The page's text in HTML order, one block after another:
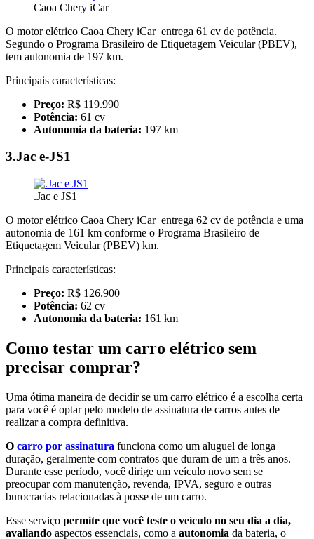
Caoa Chery iCar
O motor elétrico Caoa Chery iCar entrega 61 cv de potência.
Segundo o Programa Brasileiro de Etiquetagem Veicular (PBEV),
tem autonomia de 197 km.
Principais características:
Preço: R$ 119.990
Potência: 61 cv
Autonomia da bateria: 197 km
3.Jac e-JS1
.Jac e JS1
O motor elétrico Caoa Chery iCar entrega 62 cv de potência e uma
autonomia de 161 km conforme o Programa Brasileiro de
Etiquetagem Veicular (PBEV) km.
Principais características:
Preço: R$ 126.900
Potência: 62 cv
Autonomia da bateria: 161 km
Como testar um carro elétrico sem
precisar comprar?
Uma ótima maneira de decidir se um carro elétrico é a escolha certa
para você é optar pelo modelo de assinatura de carros antes de
realizar a compra definitiva.
O carro por assinatura funciona como um aluguel de longa
duração, geralmente com contratos que duram de um a três anos.
Durante esse período, você dirige um veículo novo sem se
preocupar com manutenção, revenda, IPVA, seguro e outras
burocracias relacionadas à posse de um carro.
Esse serviço permite que você teste o veículo no seu dia a dia,
avaliando aspectos essenciais, como a autonomia da bateria, o